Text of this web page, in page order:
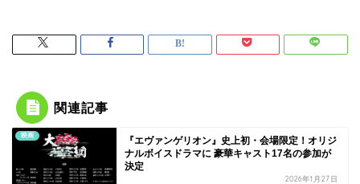
関連記事
映画
『エヴァンゲリオン』史上初・会場限定！オリジ
ナルボイスドラマに 豪華キャスト17名の参加が
決定
2026年1月27日